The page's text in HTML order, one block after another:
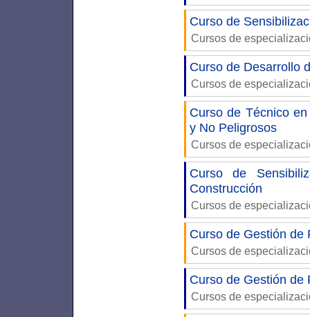
Curso de
Cursos de
Curso de Desarrollo
Cursos de
Curso de Técnico
y No Peligrosos
Cursos de
Curso de
Construcción
Cursos de
Curso de Gestión de
Cursos de
Curso de Gestión de
Cursos de